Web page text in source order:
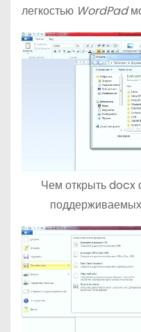
легкостью WordPad
Чем открыть